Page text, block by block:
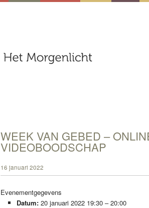
WEEK VAN GEBED –
VIDEOBOODSCHAP
16 januari 2022
Evenementgegevens
Datum: 20 januari 2022 19:30 –20:00